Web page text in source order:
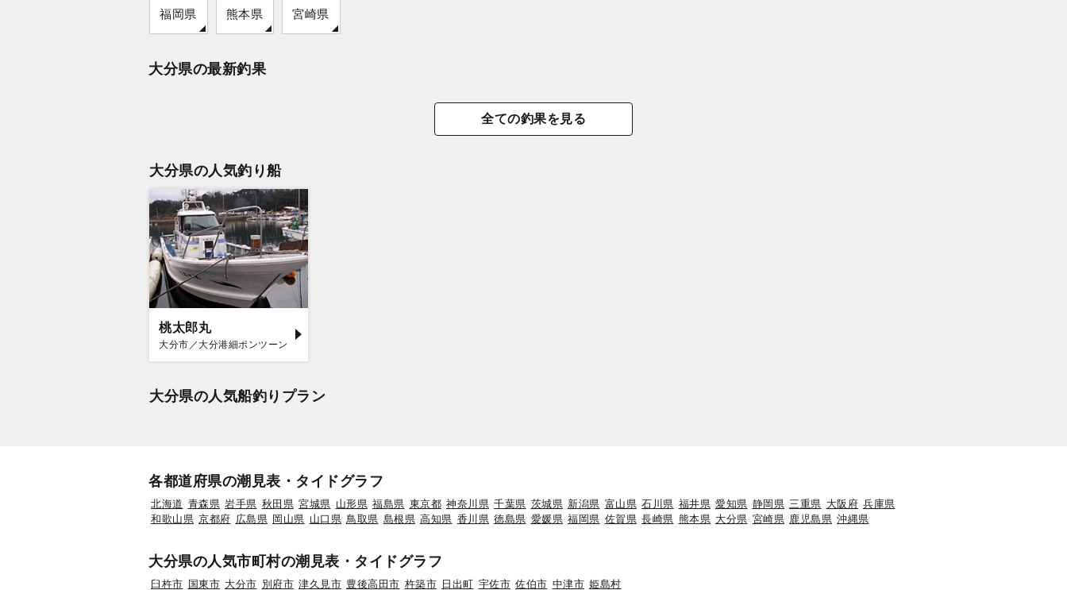
福岡県 熊本県 宮崎県
大分県の最新釣果
全ての釣果を見る
大分県の人気釣り船
桃太郎丸
大分市／大分港細ポンツーン
大分県の人気船釣りプラン
各都道府県の潮見表・タイドグラフ
北海道 青森県 岩手県 秋田県 宮城県 山形県 福島県 東京都 神奈川県 千葉県 茨城県 新潟県 富山県 石川県 福井県 愛知県 静岡県 三重県 大阪府 兵庫県
和歌山県 京都府 広島県 岡山県 山口県 鳥取県 島根県 高知県 香川県 徳島県 愛媛県 福岡県 佐賀県 長崎県 熊本県 大分県 宮崎県 鹿児島県 沖縄県
大分県の人気市町村の潮見表・タイドグラフ
臼杵市 国東市 大分市 別府市 津久見市 豊後高田市 杵築市 日出町 宇佐市 佐伯市 中津市 姫島村